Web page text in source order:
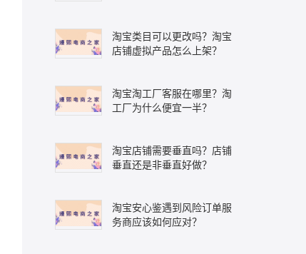
淘宝类目可以更改吗？淘宝
店铺虚拟产品怎么上架？
淘宝淘工厂客服在哪里？淘
工厂为什么便宜一半？
淘宝店铺需要垂直吗？店铺
垂直还是非垂直好做？
淘宝安心鉴遇到风险订单服
务商应该如何应对？